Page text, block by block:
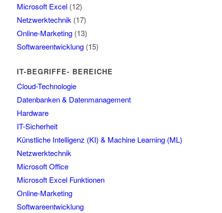
Microsoft Excel(12)
Netzwerktechnik (17)
Online-Marketing(13)
Softwareentwicklung(15)
IT-BEGRIFFE- BEREICHE
Cloud-Technologie
Datenbanken & Datenmanagement
Hardware
IT-Sicherheit
Künstliche Intelligenz (KI) & Machine Learning (ML)
Netzwerktechnik
Microsoft Office
Microsoft Excel Funktionen
Online-Marketing
Softwareentwicklung